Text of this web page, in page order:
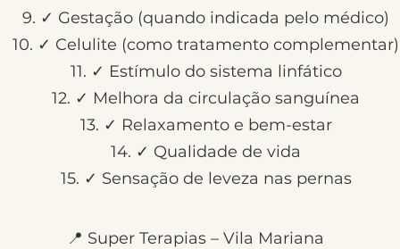
✓ Gestação (quando indicada pelo médico)
✓ Celulite (como tratamento complementar)
✓ Estímulo do sistema linfático
✓ Melhora da circulação sanguínea
✓ Relaxamento e bem-estar
✓ Qualidade de vida
✓ Sensação de leveza nas pernas
📍 Super Terapias – Vila Mariana